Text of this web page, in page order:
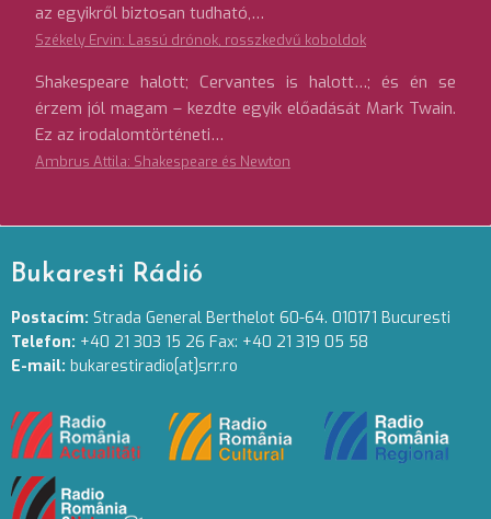
az egyikről biztosan tudható,…
Székely Ervin: Lassú drónok, rosszkedvű koboldok
Shakespeare halott; Cervantes is halott…; és én se
érzem jól magam – kezdte egyik előadását Mark Twain.
Ez az irodalomtörténeti…
Ambrus Attila: Shakespeare és Newton
Bukaresti Rádió
Postacím: Strada General Berthelot 60-64. 010171 Bucuresti
Telefon: +40 21 303 15 26 Fax: +40 21 319 05 58
E-mail: bukarestiradio[at]srr.ro